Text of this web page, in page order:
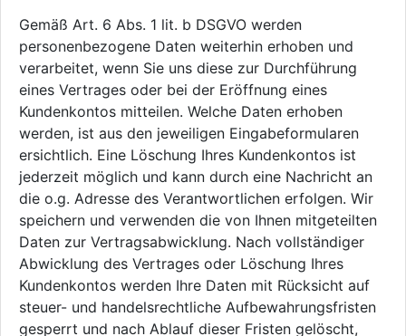
Gemäß Art. 6 Abs. 1 lit. b DSGVO werden
personenbezogene Daten weiterhin erhoben und
verarbeitet, wenn Sie uns diese zur Durchführung
eines Vertrages oder bei der Eröffnung eines
Kundenkontos mitteilen. Welche Daten erhoben
werden, ist aus den jeweiligen Eingabeformularen
ersichtlich. Eine Löschung Ihres Kundenkontos ist
jederzeit möglich und kann durch eine Nachricht an
die o.g. Adresse des Verantwortlichen erfolgen. Wir
speichern und verwenden die von Ihnen mitgeteilten
Daten zur Vertragsabwicklung. Nach vollständiger
Abwicklung des Vertrages oder Löschung Ihres
Kundenkontos werden Ihre Daten mit Rücksicht auf
steuer- und handelsrechtliche Aufbewahrungsfristen
gesperrt und nach Ablauf dieser Fristen gelöscht,